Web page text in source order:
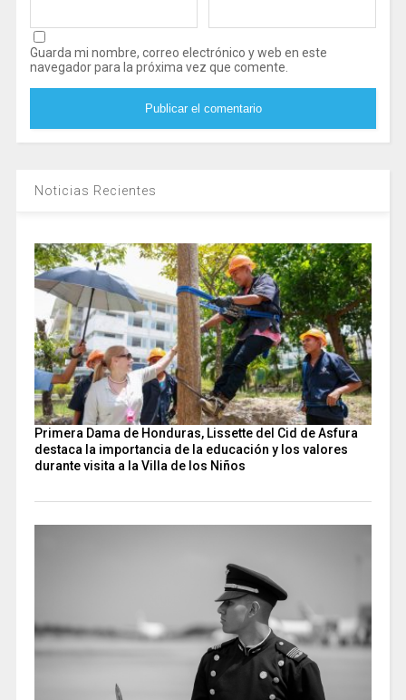
Guarda mi nombre, correo electrónico y web en este
navegador para la próxima vez que comente.
Noticias Recientes
Primera Dama de Honduras, Lissette del Cid de Asfura
destaca la importancia de la educación y los valores
durante visita a la Villa de los Niños